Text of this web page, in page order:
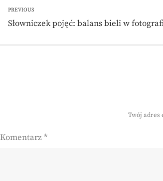
wpisu
PREVIOUS
Previous
Słowniczek pojęć: balans bieli w
Twój adres
Komentarz*